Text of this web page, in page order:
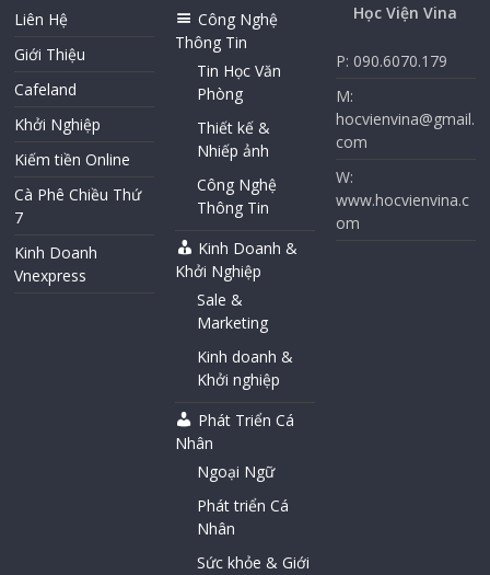
Liên Hệ
Giới Thiệu
Cafeland
Khởi Nghiệp
Kiếm tiền Online
Cà Phê Chiều Thứ
7
Kinh Doanh
Vnexpress
Công Nghệ
Thông Tin
Tin Học Văn
Phòng
Thiết kế &
Nhiếp ảnh
Công Nghệ
Thông Tin
Kinh Doanh &
Khởi Nghiệp
Sale &
Marketing
Kinh doanh &
Khởi nghiệp
Phát Triển Cá
Nhân
Ngoại Ngữ
Phát triển Cá
Nhân
Sức khỏe & Giới
Học Viện Vina
P: 090.6070.179
M:
hocvienvina@gmail.
com
W:
www.hocvienvina.c
om